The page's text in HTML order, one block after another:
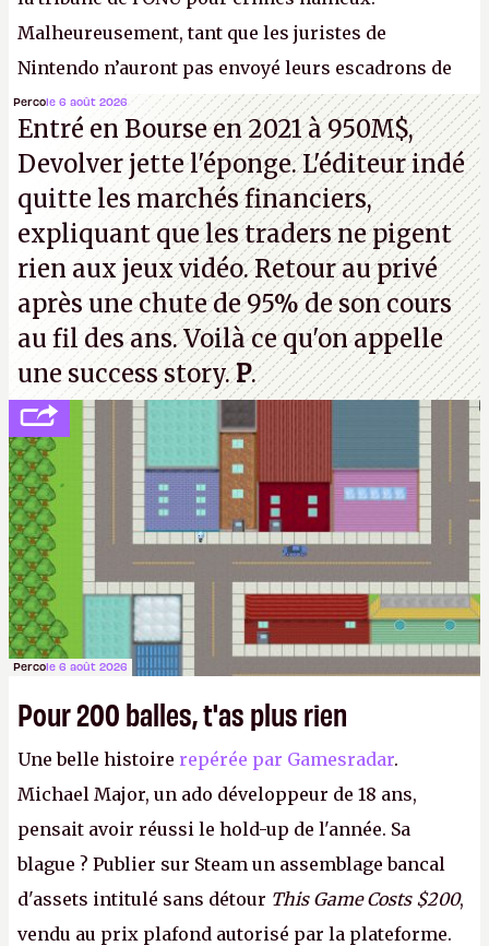
Malheureusement, tant que les juristes de
Nintendo n’auront pas envoyé leurs escadrons de
la mort judiciaires pour distribuer du copyright
strike à tour de bras, l'Oncle Sam continuera
d'étaler sa confiture intellectuelle sur vos
souvenirs d'enfance.P.
Percole 6 août 2026
Entré en Bourse en 2021 à 950M$,
Devolver jette l'éponge. L'éditeur indé
quitte les marchés financiers,
expliquant que les traders ne pigent
rien aux jeux vidéo. Retour au privé
après une chute de 95% de son cours
au fil des ans. Voilà ce qu'on appelle
une success story.P.
Percole 6 août 2026
Pour 200 balles, t'as plus rien
Une belle histoire repérée par Gamesradar.
Michael Major, un ado développeur de 18 ans,
pensait avoir réussi le hold-up de l'année. Sa
blague ? Publier sur Steam un assemblage bancal
d'assets intitulé sans détour This Game Costs $200,
vendu au prix plafond autorisé par la plateforme.